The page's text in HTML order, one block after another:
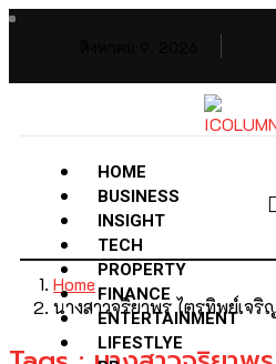
HOME
BUSINESS
INSIGHT
TECH
PROPERTY
FINANCE
ENTERTAINMENT
LIFESTLYE
Home
นางสาวจริยาพร ไตรทิพย์เจริ